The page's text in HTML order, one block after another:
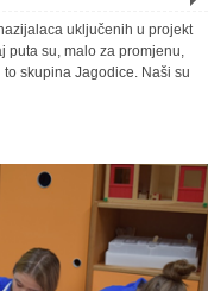
uključenih u projekt
puta su, malo za promjenu,
skupina Jagodice. Naši su